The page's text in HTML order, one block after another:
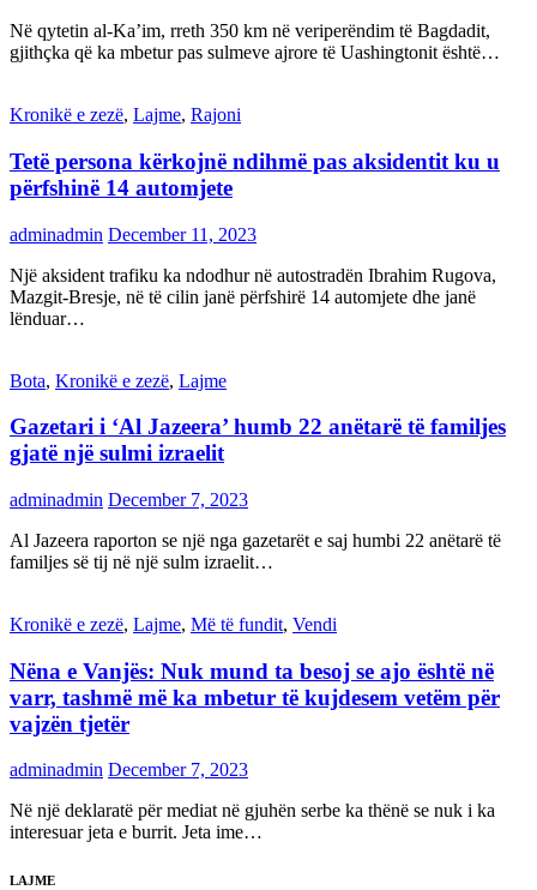
Në qytetin al-Ka’im, rreth 350 km në veriperëndim të Bagdadit,
gjithçka që ka mbetur pas sulmeve ajrore të Uashingtonit është…
Kronikë e zezë, Lajme, Rajoni
Tetë persona kërkojnë ndihmë pas aksidentit ku u
përfshinë 14 automjete
adminadmin December 11, 2023
Një aksident trafiku ka ndodhur në autostradën Ibrahim Rugova,
Mazgit-Bresje, në të cilin janë përfshirë 14 automjete dhe janë
lënduar…
Bota, Kronikë e zezë, Lajme
Gazetari i ‘Al Jazeera’ humb 22 anëtarë të familjes
gjatë një sulmi izraelit
adminadmin December 7, 2023
Al Jazeera raporton se një nga gazetarët e saj humbi 22 anëtarë të
familjes së tij në një sulm izraelit…
Kronikë e zezë, Lajme, Më të fundit, Vendi
Nëna e Vanjës: Nuk mund ta besoj se ajo është në
varr, tashmë më ka mbetur të kujdesem vetëm për
vajzën tjetër
adminadmin December 7, 2023
Në një deklaratë për mediat në gjuhën serbe ka thënë se nuk i ka
interesuar jeta e burrit. Jeta ime…
LAJME